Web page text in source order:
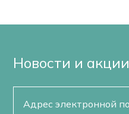
Новости и акции